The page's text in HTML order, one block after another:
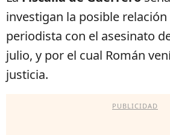
investigan la posible
periodista con el asesinato
julio, y por el cual Román
justicia.
PUBLICIDAD